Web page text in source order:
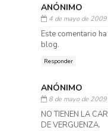
ANÓNIMO
4 de mayo de
Este comentario
blog.
Responder
ANÓNIMO
8 de mayo de
NO TIENEN LA
DE VERGUENZA.